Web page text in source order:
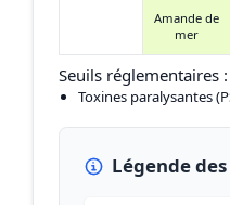
Amande de
mer
Seuils réglementaires :
Toxines paralysantes
Légende